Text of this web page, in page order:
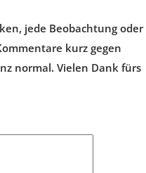
jede Beobachtung oder
kurz gegen
normal. Vielen Dank fürs